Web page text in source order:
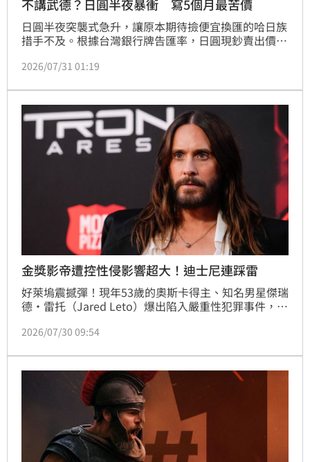
不講武德？日圓半夜暴衝 寫5個月最苦價
日圓半夜突襲式急升，讓原本期待撿便宜換匯的哈日族
措手不及。根據台灣銀行牌告匯率，日圓現鈔賣出價今
23日以來的「最苦價」。
2026/07/31 01:19
金獎影帝遭控性侵影響超大！迪士尼連踩雷
好萊塢震撼彈！現年53歲的奧斯卡得主、知名男星傑瑞
德·雷托（Jared Leto）爆出陷入嚴重性犯罪事件，
Secret》訪問10名女性，其中4人指控，自己在未成年
關事件被指發生於2002年至2016年間。雷托全面否
認，強調自己從未性侵任何人。
2026/07/30 09:54